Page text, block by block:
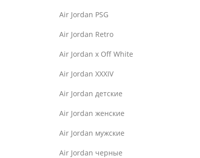
Air Jordan PSG
Air Jordan Retro
Air Jordan x Off White
Air Jordan XXXIV
Air Jordan детские
Air Jordan женские
Air Jordan мужские
Air Jordan черные